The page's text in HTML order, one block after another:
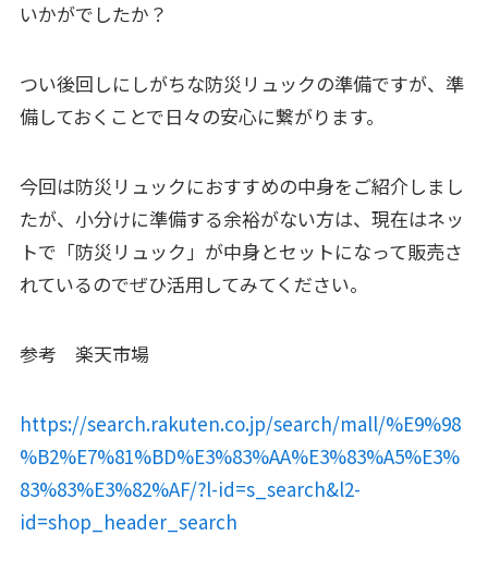
いかがでしたか？
つい後回しにしがちな防災リュックの準備ですが、準
備しておくことで日々の安心に繋がります。
今回は防災リュックにおすすめの中身をご紹介しまし
たが、小分けに準備する余裕がない方は、現在はネッ
トで「防災リュック」が中身とセットになって販売さ
れているのでぜひ活用してみてください。
参考 楽天市場
https://search.rakuten.co.jp/search/mall/%E9%98
%B2%E7%81%BD%E3%83%AA%E3%83%A5%E3%
83%83%E3%82%AF/?l-id=s_search&l2-
id=shop_header_search